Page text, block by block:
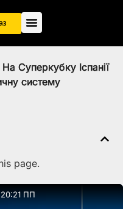
На Суперкубку Іспанії
систему
page.
ПП